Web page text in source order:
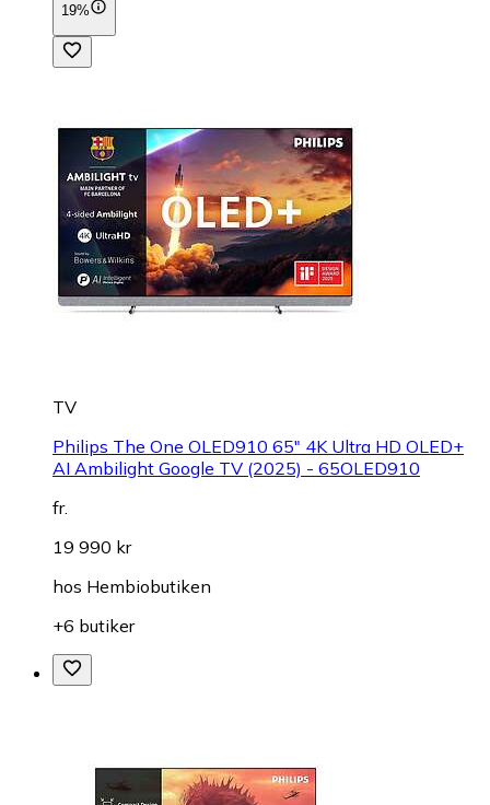
19%
TV
Philips The One OLED910 65" 4K Ultra HD OLED+
AI Ambilight Google TV (2025) - 65OLED910
fr.
19 990 kr
hos Hembiobutiken
+6 butiker